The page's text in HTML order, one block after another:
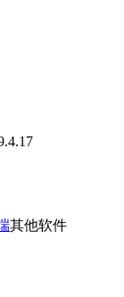
其他软件